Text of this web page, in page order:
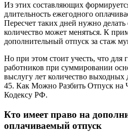
Из этих составляющих
длительность ежегодного
Пересчет таких дней нужно
количество может меняться. К
дополнительный отпуск за стаж
Но при этом стоит учесть, что для
работников при суммировании
выслугу лет количество
45. Как Можно Разбить Отпуск на
Кодексу РФ.
Кто имеет право на
оплачиваемый отпуск